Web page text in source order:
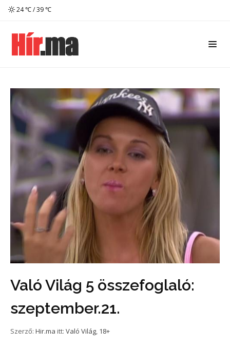
24 ℃ / 39 ℃
Való Világ 5 összefoglaló:
szeptember.21.
Szerző: Hir.ma itt: Való Világ, 18+